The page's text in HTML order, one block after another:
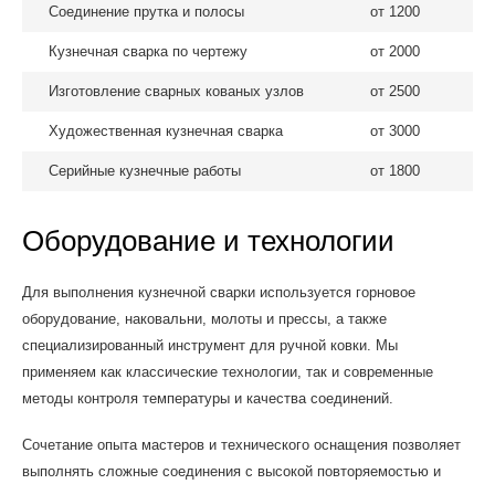
Соединение прутка и полосы от 1200
Кузнечная сварка по чертежу от 2000
Изготовление сварных кованых узлов от 2500
Художественная кузнечная сварка от 3000
Серийные кузнечные работы от 1800
Оборудование и технологии
Для выполнения кузнечной сварки используется горновое
оборудование, наковальни, молоты и прессы, а также
специализированный инструмент для ручной ковки. Мы
применяем как классические технологии, так и современные
методы контроля температуры и качества соединений.
Сочетание опыта мастеров и технического оснащения позволяет
выполнять сложные соединения с высокой повторяемостью и